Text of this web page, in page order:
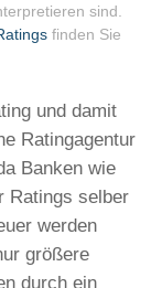
sind.
finden Sie
und damit
Ratingagentur
Banken wie
Ratings selber
werden
größere
durch ein